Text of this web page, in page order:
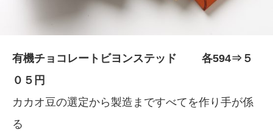
有機チョコレートビヨンステッド 各594⇒５
０５円
カカオ豆の選定から製造まですべてを作り手が係
る